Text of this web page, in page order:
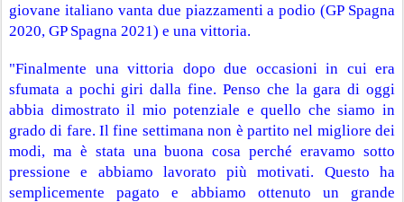
giovane italiano vanta due piazzamenti a podio (GP Spagna
2020, GP Spagna 2021) e una vittoria.
"Finalmente una vittoria dopo due occasioni in cui era
sfumata a pochi giri dalla fine. Penso che la gara di oggi
abbia dimostrato il mio potenziale e quello che siamo in
grado di fare. Il fine settimana non è partito nel migliore dei
modi, ma è stata una buona cosa perché eravamo sotto
pressione e abbiamo lavorato più motivati. Questo ha
semplicemente pagato e abbiamo ottenuto un grande